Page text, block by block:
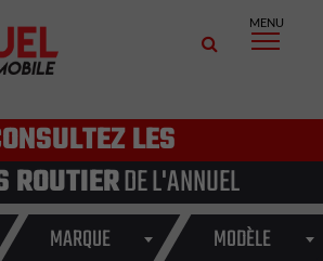
MENU
LES
ROUTIERDE L'ANNUEL
MARQUE MODÈLE